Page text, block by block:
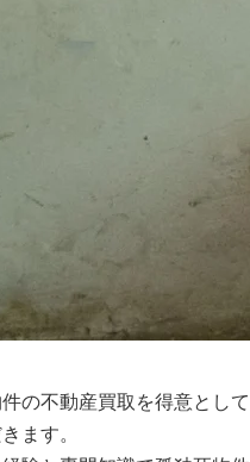
の不動産買取を得意とし
ます。